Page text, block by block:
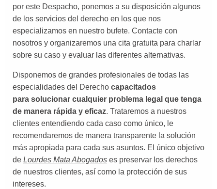
por este Despacho, ponemos a su disposición algunos
de los servicios del derecho en los que nos
especializamos en nuestro bufete. Contacte con
nosotros y organizaremos una cita gratuita para charlar
sobre su caso y evaluar las diferentes alternativas.
Disponemos de grandes profesionales de todas las
especialidades del Derecho capacitados
para solucionar cualquier problema legal que tenga
de manera rápida y eficaz. Trataremos a nuestros
clientes entendiendo cada caso como único, le
recomendaremos de manera transparente la solución
más apropiada para cada sus asuntos. El único objetivo
de Lourdes Mata Abogados es preservar los derechos
de nuestros clientes, así como la protección de sus
intereses.